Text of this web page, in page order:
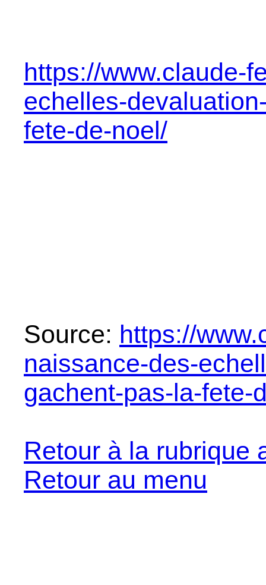
https://www.claude-
echelles-
fete-de-noel/
Source: https://
naissance-des-
gachent-pas-la-fete-
Retour à la rubrique
Retour au menu